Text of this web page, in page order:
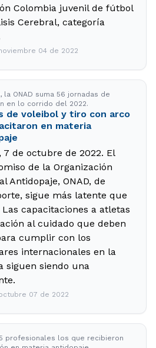
Colombia juvenil de fútbol
Cerebral, categoría
04 de 2022
la ONAD suma 56 jornadas de
en lo corrido del 2022.
de voleibol y tiro con arco
en materia
7 de octubre de 2022. El
de la Organización
Antidopaje, ONAD, de
sigue más latente que
capacitaciones a atletas
al cuidado que deben
cumplir con los
internacionales en la
siguen siendo una
07 de 2022
profesionales los que recibieron